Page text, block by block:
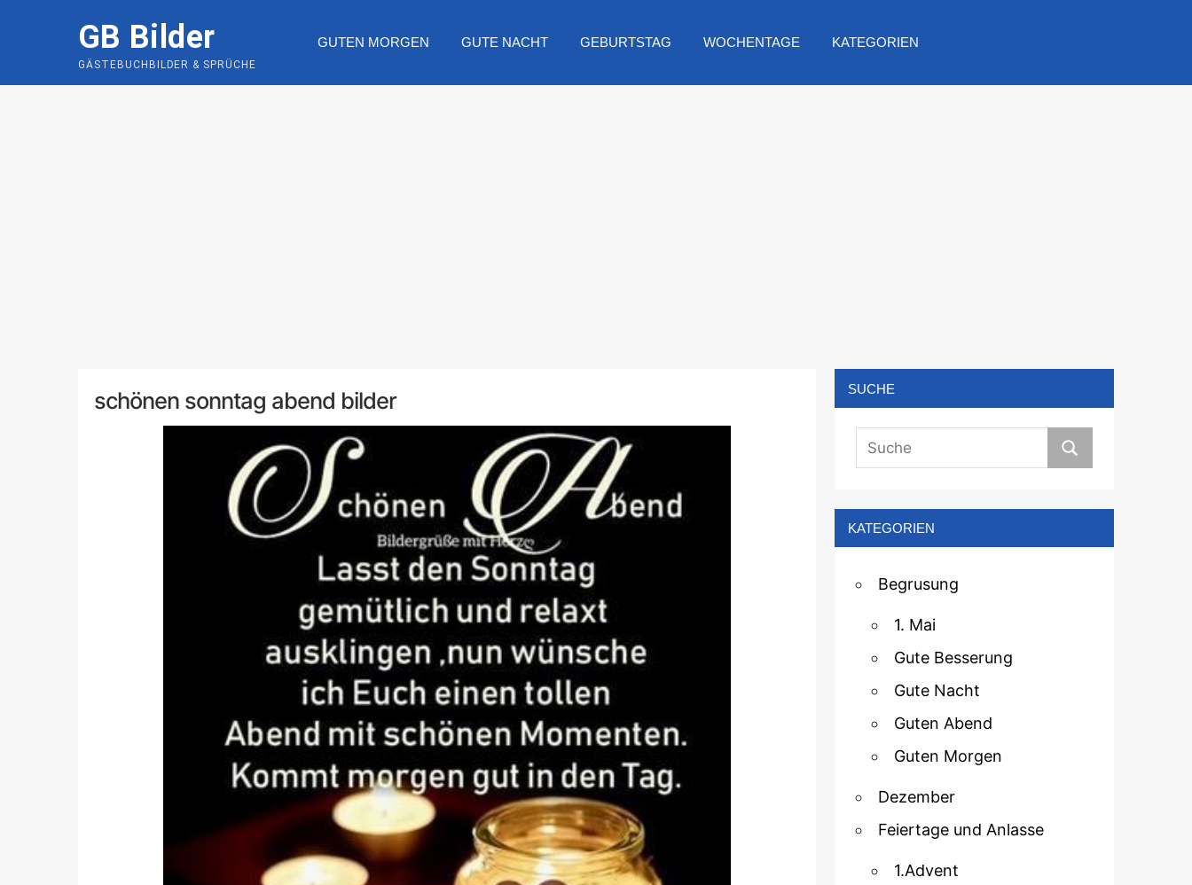
GB Bilder
GÄSTEBUCHBILDER & SPRÜCHE
GUTEN MORGEN GUTE NACHT GEBURTSTAG WOCHENTAGE KATEGORIEN
schönen sonntag abend bilder SUCHE
KATEGORIEN
Begrusung
1. Mai
Gute Besserung
Gute Nacht
Guten Abend
Guten Morgen
Dezember
Feiertage und Anlasse
1.Advent